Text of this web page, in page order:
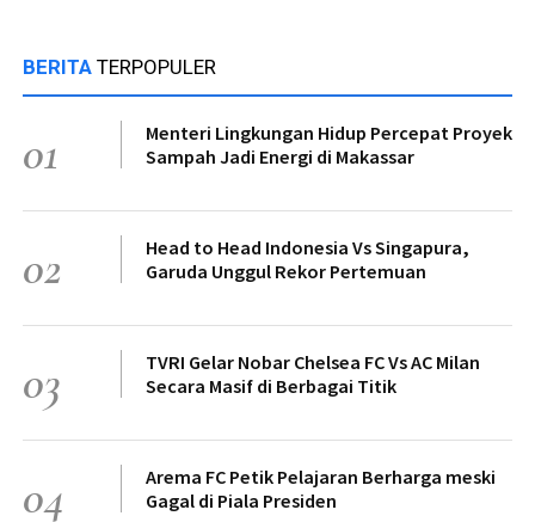
BERITA TERPOPULER
01
Menteri Lingkungan Hidup Percepat Proyek
Sampah Jadi Energi di Makassar
02
Head to Head Indonesia Vs Singapura,
Garuda Unggul Rekor Pertemuan
03
TVRI Gelar Nobar Chelsea FC Vs AC Milan
Secara Masif di Berbagai Titik
04
Arema FC Petik Pelajaran Berharga meski
Gagal di Piala Presiden